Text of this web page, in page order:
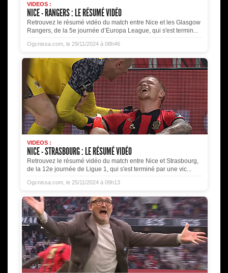
VIDEOS :
NICE - RANGERS : LE RÉSUMÉ VIDÉO
Retrouvez le résumé vidéo du match entre Nice et les Glasgow
Rangers, de la 5e journée d’Europa League, qui s'est termin...
Ogcnissa.com, le 29/11/2024 à 08h46
VIDEOS :
NICE - STRASBOURG : LE RÉSUMÉ VIDÉO
Retrouvez le résumé vidéo du match entre Nice et Strasbourg,
de la 12e journée de Ligue 1, qui s'est terminé par une vic...
Ogcnissa.com, le 25/11/2024 à 09h13